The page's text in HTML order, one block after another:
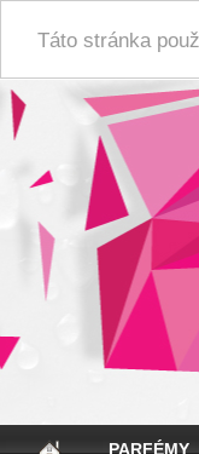
Táto stránka
PARFÉMY